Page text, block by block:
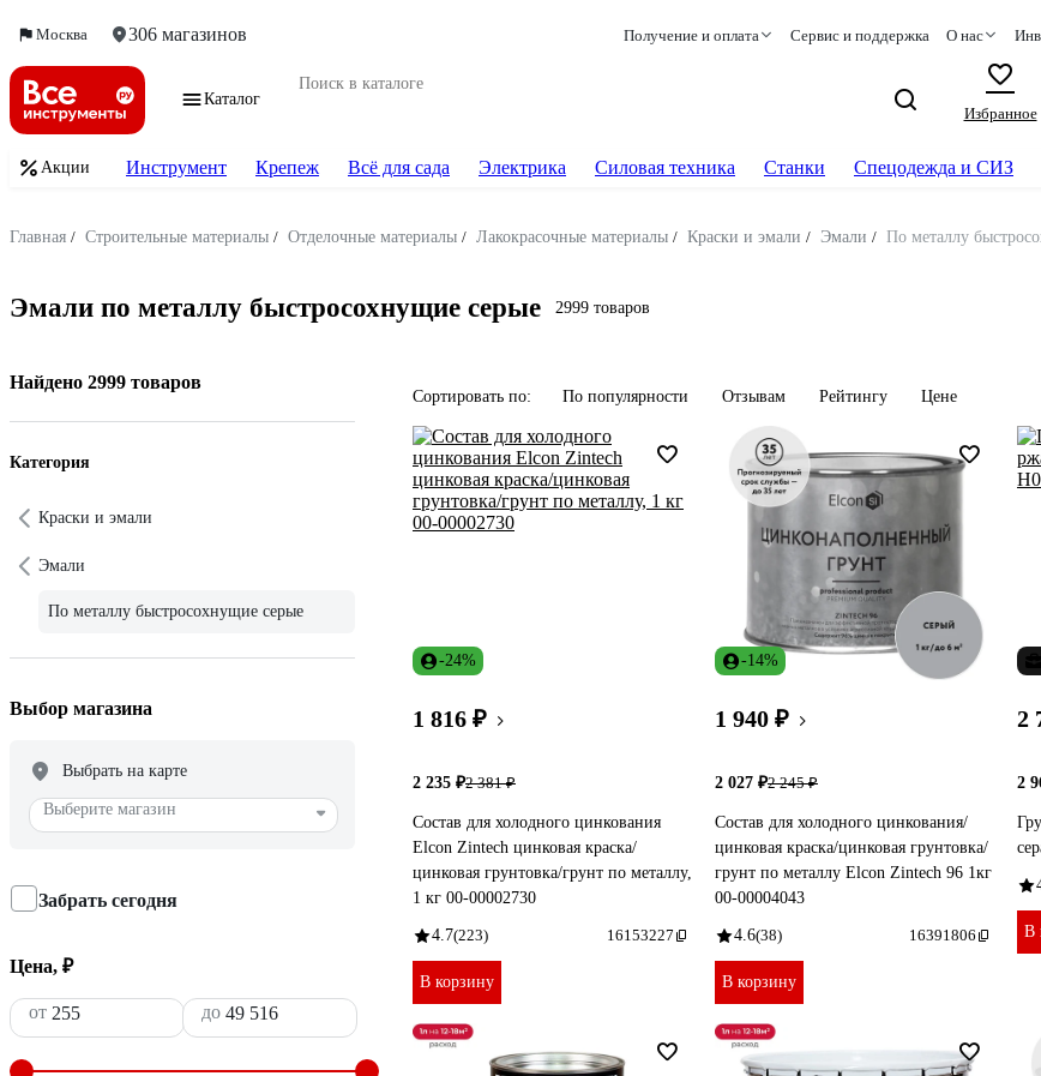
Москва 306 магазинов Получение и оплата Сервис и поддержка О нас
Каталог
Избранное
Акции Инструмент Крепеж Всё для сада Электрика Силовая техника Станки Спецодежда и СИЗ
Главная / Строительные материалы / Отделочные материалы / Лакокрасочные материалы / Краски и эмали / Эмали / По металлу
Эмали по металлу быстросохнущие серые 2999 товаров
Найдено 2999 товаров
Категория
Краски и эмали
Эмали
По металлу быстросохнущие серые
Выбор магазина
Выбрать на карте
Выберите магазин
Забрать сегодня
Цена, ₽
от до
Сортировать по: По популярности Отзывам Рейтингу Цене
-24%
1 816 ₽
2 235 ₽2 381 ₽
Состав для холодного цинкования
Elcon Zintech цинковая краска/
цинковая грунтовка/грунт по металлу,
1 кг 00-00002730
4.7(223) 16153227
В корзину
-14%
1 940 ₽
2 027 ₽2 245 ₽
Состав для холодного цинкования/
цинковая краска/цинковая грунтовка/
грунт по металлу Elcon Zintech 96 1кг
00-00004043
4.6(38) 16391806
В корзину
2
2
В